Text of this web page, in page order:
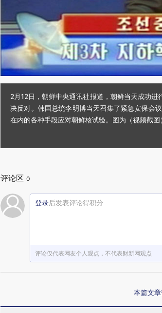
2月12日，朝鲜中央通讯社报道，朝鲜当天成功
决反对。韩国总统李明博当天召集了紧急安保会
在内的各种手段应对朝鲜核试验。图为（视频截
评论区 0
登录后发表评论得积分
评论仅代表网友个人观点，不代表财新网观点
本篇文